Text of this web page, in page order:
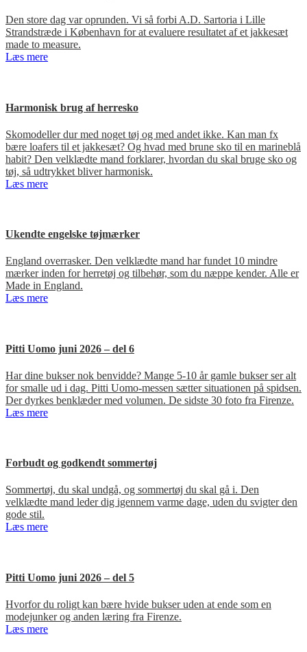
Den store dag var oprunden. Vi så forbi A.D. Sartoria i Lille
Strandstræde i København for at evaluere resultatet af et jakkesæt
made to measure.
Læs mere
Harmonisk brug af herresko
Skomodeller dur med noget tøj og med andet ikke. Kan man fx
bære loafers til et jakkesæt? Og hvad med brune sko til en marineblå
habit? Den velklædte mand forklarer, hvordan du skal bruge sko og
tøj, så udtrykket bliver harmonisk.
Læs mere
Ukendte engelske tøjmærker
England overrasker. Den velklædte mand har fundet 10 mindre
mærker inden for herretøj og tilbehør, som du næppe kender. Alle er
Made in England.
Læs mere
Pitti Uomo juni 2026 – del 6
Har dine bukser nok benvidde? Mange 5-10 år gamle bukser ser alt
for smalle ud i dag. Pitti Uomo-messen sætter situationen på spidsen.
Der dyrkes benklæder med volumen. De sidste 30 foto fra Firenze.
Læs mere
Forbudt og godkendt sommertøj
Sommertøj, du skal undgå, og sommertøj du skal gå i. Den
velklædte mand leder dig igennem varme dage, uden du svigter den
gode stil.
Læs mere
Pitti Uomo juni 2026 – del 5
Hvorfor du roligt kan bære hvide bukser uden at ende som en
modejunker og anden læring fra Firenze.
Læs mere